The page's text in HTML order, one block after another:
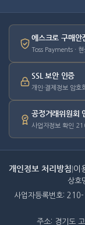
에스크로 구매안
Toss Payments ·
SSL 보안 인증
개인·결제정보 암호
공정거래위원회
사업자정보 확인
개인정보 처리방침 이
상호
사업자등록번호:
주소: 경기도